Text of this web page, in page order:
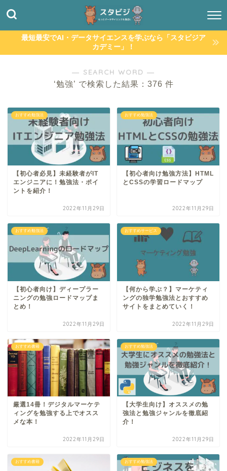
最短最安でAI・データサイエンスを学ぶなら「スタビジア
カデミー」！
― SEARCH WORD ―
‘勉強’ で検索した結果：376 件
おすすめ勉強法
【初心者必見】未経験者がIT
エンジニアに！勉強法・ポイ
ントを紹介！
2022年11月29日
おすすめ勉強法
【初心者向け勉強方法】HTML
とCSSの学習ロードマップ
2022年11月29日
おすすめ勉強法
【初心者向け】ディープラー
ニングの勉強ロードマップま
とめ！
2022年11月29日
おすすめサービス
【何から学ぶ？】マーケティ
ングの独学勉強法とおすすめ
サイトをまとめていく！
2022年11月29日
おすすめ書籍
厳選14冊！デジタルマーケテ
ィングを勉強する上でオスス
メな本！
2022年11月29日
おすすめ勉強法
【大学生向け】オススメの勉
強法と勉強ジャンルを徹底紹
介！
2022年11月29日
おすすめ書籍 おすすめ勉強法